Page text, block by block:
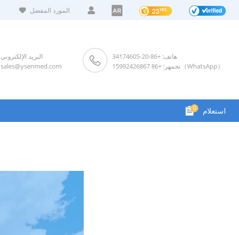
المورد المفضل AR
البريد الإلكتروني
sales@ysenmed.com
هاتف: +86-20-34174605
تجمهر: +86 15992426867（WhatsApp）
0 استعلام